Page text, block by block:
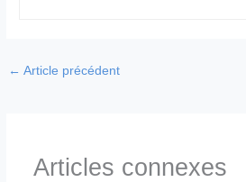
← Article précédent
Articles connexes